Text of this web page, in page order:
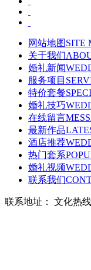
网站地图SITE
关于我们
婚礼新闻
服务项目
特价套餐
婚礼技巧
在线留言
最新作品
酒店推荐
热门套系
婚礼视频
联系我们
联系地址： 文化热线